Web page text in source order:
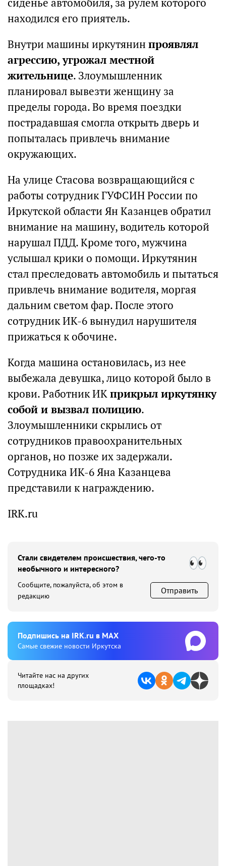
сиденье автомобиля, за рулем которого
находился его приятель.
Внутри машины иркутянин проявлял
агрессию, угрожал местной
жительнице. Злоумышленник
планировал вывезти женщину за
пределы города. Во время поездки
пострадавшая смогла открыть дверь и
попыталась привлечь внимание
окружающих.
На улице Стасова возвращающийся с
работы сотрудник ГУФСИН России по
Иркутской области Ян Казанцев обратил
внимание на машину, водитель которой
нарушал ПДД. Кроме того, мужчина
услышал крики о помощи. Иркутянин
стал преследовать автомобиль и пытаться
привлечь внимание водителя, моргая
дальним светом фар. После этого
сотрудник ИК-6 вынудил нарушителя
прижаться к обочине.
Когда машина остановилась, из нее
выбежала девушка, лицо которой было в
крови. Работник ИКприкрыл иркутянку
собой и вызвал полицию.
Злоумышленники скрылись от
сотрудников правоохранительных
органов, но позже их задержали.
Сотрудника ИК-6 Яна Казанцева
представили к награждению.
IRK.ru
Стали свидетелем происшествия, чего-то
необычного и интересного?
Сообщите, пожалуйста, об этом в
редакцию
Отправить
Подпишиcь на IRK.ru в MAX
Cамые свежие новости Иркутска
Читайте нас на других
площадках!